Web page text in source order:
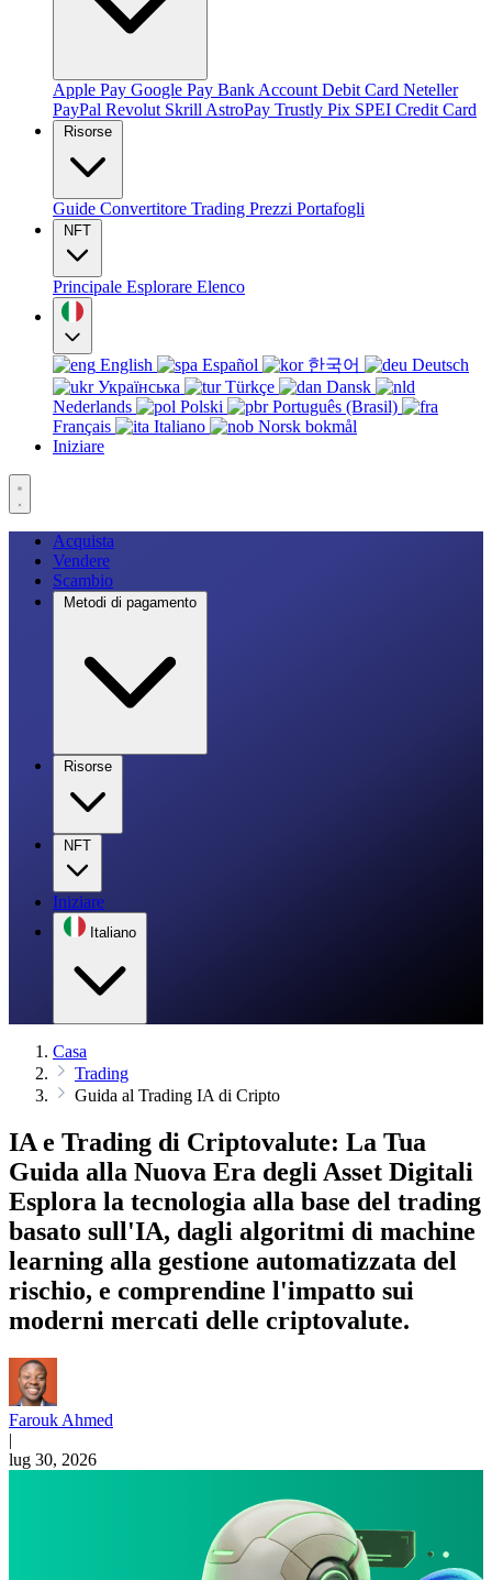
Apple Pay Google Pay Bank Account Debit Card Neteller
PayPal Revolut Skrill AstroPay Trustly Pix SPEI Credit Card
Risorse
Guide Convertitore Trading Prezzi Portafogli
NFT
Principale Esplorare Elenco
English Español 한국어
Deutsch
Українська
Türkçe
Dansk
Nederlands
Polski
Português (Brasil)
Français
Italiano
Norsk bokmål
Iniziare
Acquista
Vendere
Scambio
Metodi di pagamento
Risorse
NFT
Iniziare
Italiano
Casa
Trading
Guida al Trading IA di Cripto
IA e Trading di Criptovalute: La Tua
Guida alla Nuova Era degli Asset Digitali
Esplora la tecnologia alla base del trading
basato sull'IA, dagli algoritmi di machine
learning alla gestione automatizzata del
rischio, e comprendine l'impatto sui
moderni mercati delle criptovalute.
Farouk Ahmed
|
lug 30, 2026